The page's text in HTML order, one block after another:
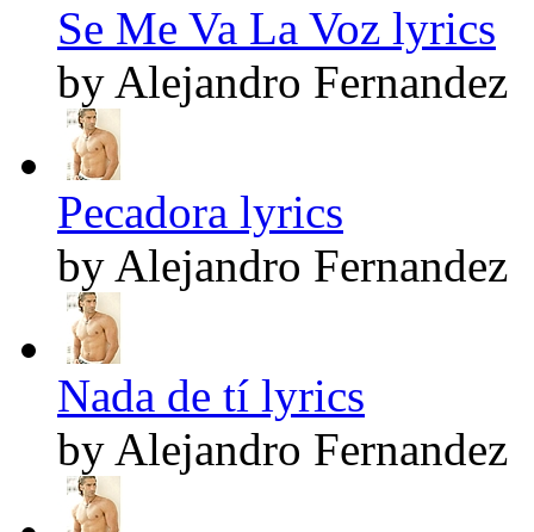
Se Me Va La Voz lyrics
by Alejandro Fernandez
Pecadora lyrics
by Alejandro Fernandez
Nada de tí lyrics
by Alejandro Fernandez